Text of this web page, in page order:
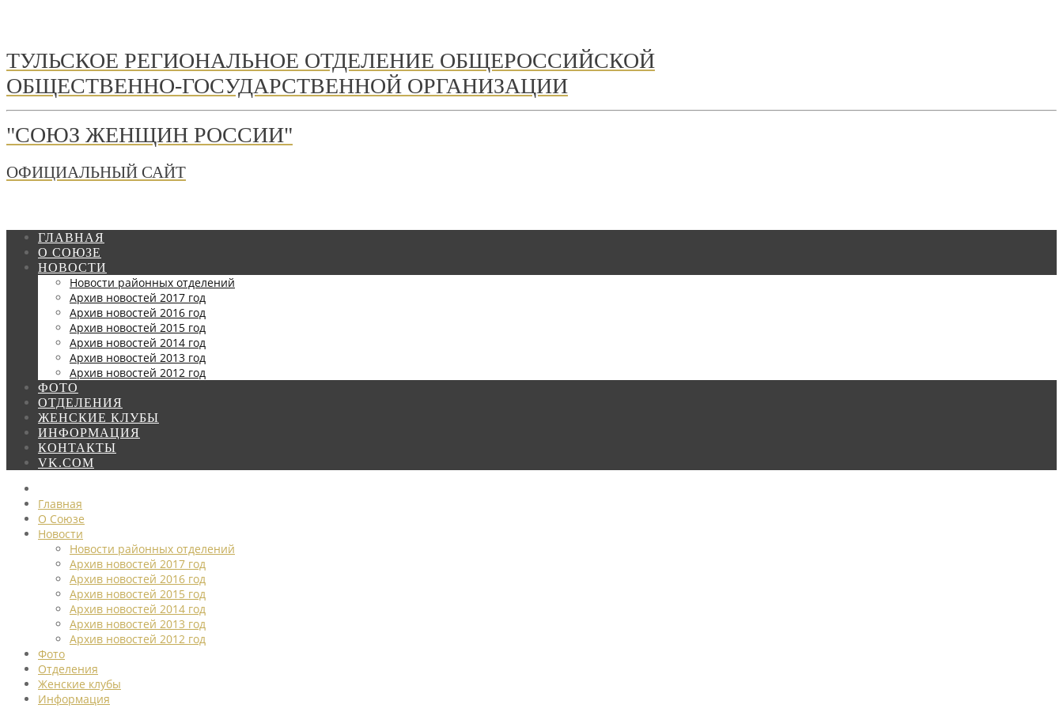
ТУЛЬСКОЕ РЕГИОНАЛЬНОЕ ОТДЕЛЕНИЕ ОБЩЕРОССИЙСКОЙ
ОБЩЕСТВЕННО-ГОСУДАРСТВЕННОЙ ОРГАНИЗАЦИИ
"СОЮЗ ЖЕНЩИН РОССИИ"
ОФИЦИАЛЬНЫЙ САЙТ
ГЛАВНАЯ
О СОЮЗЕ
НОВОСТИ
Новости районных отделений
Архив новостей 2017 год
Архив новостей 2016 год
Архив новостей 2015 год
Архив новостей 2014 год
Архив новостей 2013 год
Архив новостей 2012 год
ФОТО
ОТДЕЛЕНИЯ
ЖЕНСКИЕ КЛУБЫ
ИНФОРМАЦИЯ
КОНТАКТЫ
VK.COM
Главная
О Союзе
Новости
Новости районных отделений
Архив новостей 2017 год
Архив новостей 2016 год
Архив новостей 2015 год
Архив новостей 2014 год
Архив новостей 2013 год
Архив новостей 2012 год
Фото
Отделения
Женские клубы
Информация